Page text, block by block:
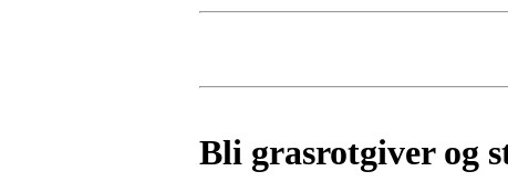
Bli grasrotgiver og